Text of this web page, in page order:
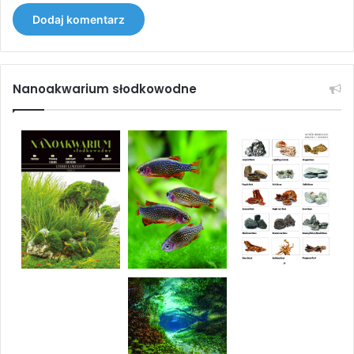
Magazyn Akwarium nr 6/2019 (178)
15,90zł – 22,90
Wybierz opcje
Nanoakwarium słodkowodne